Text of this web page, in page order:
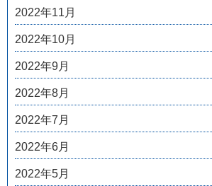
2022年11月
2022年10月
2022年9月
2022年8月
2022年7月
2022年6月
2022年5月